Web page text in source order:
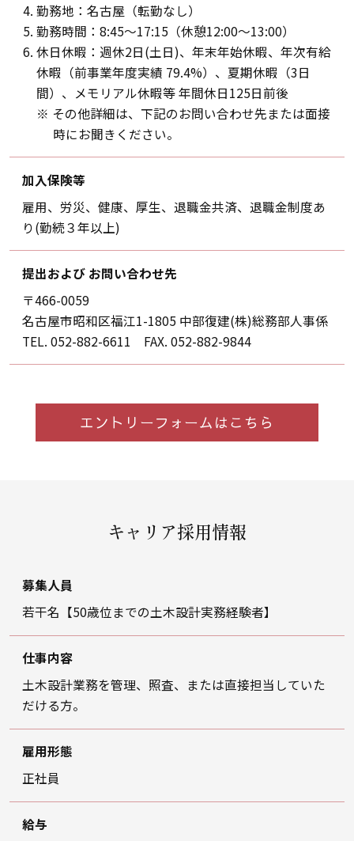
勤務地：名古屋（転勤なし）
勤務時間：8:45～17:15（休憩12:00～13:00）
休日休暇：週休2日(土日)、年末年始休暇、年次有給
休暇（前事業年度実績 79.4%）、夏期休暇（3日
間）、
メモリアル休暇等 年間休日125日前後
※ その他詳細は、下記のお問い合わせ先または面接
時にお聞きください。
加入保険等
雇用、労災、健康、厚生、退職金共済、退職金制度あ
り(勤続３年以上)
提出および お問い合わせ先
〒466-0059
名古屋市昭和区福江1-1805 中部復建(株)総務部人事係
TEL. 052-882-6611 FAX. 052-882-9844
エントリーフォームはこちら
キャリア採用情報
募集人員
若干名【50歳位までの土木設計実務経験者】
仕事内容
土木設計業務を管理、照査、または直接担当していた
だける方。
雇用形態
正社員
給与